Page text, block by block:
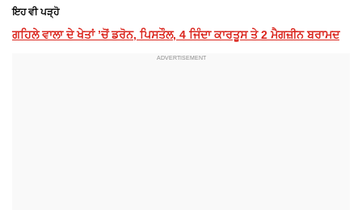
ਇਹ ਵੀ ਪੜ੍ਹੋ
ਗਹਿਲੇ ਵਾਲਾ ਦੇ ਖੇਤਾਂ ’ਚੋਂ ਡਰੋਨ, ਪਿਸਤੌਲ, 4 ਜਿੰਦਾ ਕਾਰਤੂਸ ਤੇ 2 ਮੈਗਜ਼ੀਨ ਬਰਾਮਦ